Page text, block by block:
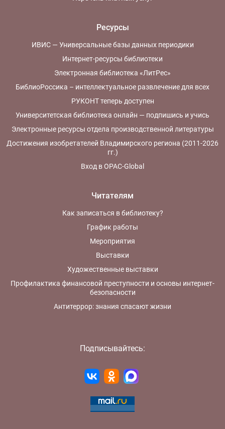
Ресурсы
ИВИС — Универсальные базы данных периодики
Интернет-ресурсы библиотеки
Электронная библиотека «ЛитРес»
БиблиоРоссика – интеллектуальное развлечение для всех
РУКОНТ теперь доступен
Университетская библиотека онлайн — подпишись и учись
Электронные ресурсы отдела производственной литературы
Достижения изобретателей Владимирского региона (2011-2026
гг.)
Вход в OPAC-Global
Читателям
Как записаться в библиотеку?
График работы
Мероприятия
Выставки
Художественные выставки
Профилактика финансовой преступности и основы интернет-
безопасности
Антитеррор: знания спасают жизни
Подписывайтесь: